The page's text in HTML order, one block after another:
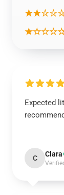
Expected
C Clara